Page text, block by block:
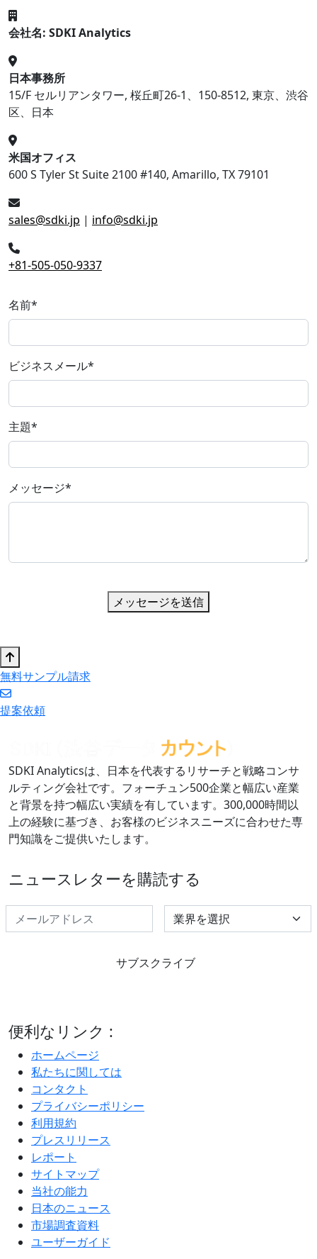
会社名: SDKI Analytics
日本事務所
15/F セルリアンタワー, 桜丘町26-1、150-8512, 東京、渋谷
区、日本
米国オフィス
600 S Tyler St Suite 2100 #140, Amarillo, TX 79101
sales@sdki.jp | info@sdki.jp
+81-505-050-9337
名前*
ビジネスメール*
主題*
メッセージ*
メッセージを送信
無料サンプル請求
提案依頼
SDKI Analyticsは、日本を代表するリサーチと戦略コンサ
ルティング会社です。フォーチュン500企業と幅広い産業
と背景を持つ幅広い実績を有しています。300,000時間以
上の経験に基づき、お客様のビジネスニーズに合わせた専
門知識をご提供いたします。
ニュースレターを購読する
Select Industry
サブスクライブ
便利なリンク :
ホームページ
私たちに関しては
コンタクト
プライバシーポリシー
利用規約
プレスリリース
レポート
サイトマップ
当社の能力
日本のニュース
市場調査資料
ユーザーガイド